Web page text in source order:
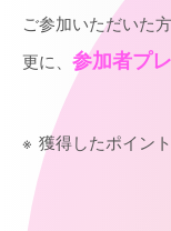
ご参加いただいた
更に、 参加者プ
獲得したポイン